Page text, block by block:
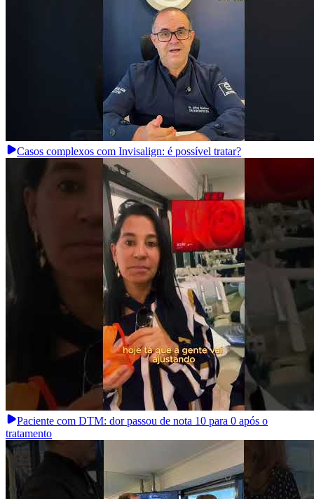
Casos complexos com Invisalign: é possível tratar?
Paciente com DTM: dor passou de nota 10 para 0 após o
tratamento